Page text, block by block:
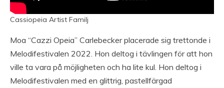
Cassiopeia Artist Familj
Moa “Cazzi Opeia” Carlebecker placerade sig trettonde i
Melodifestivalen 2022. Hon deltog i tävlingen för att hon
ville ta vara på möjligheten och ha lite kul. Hon deltog i
Melodifestivalen med en glittrig, pastellfärgad